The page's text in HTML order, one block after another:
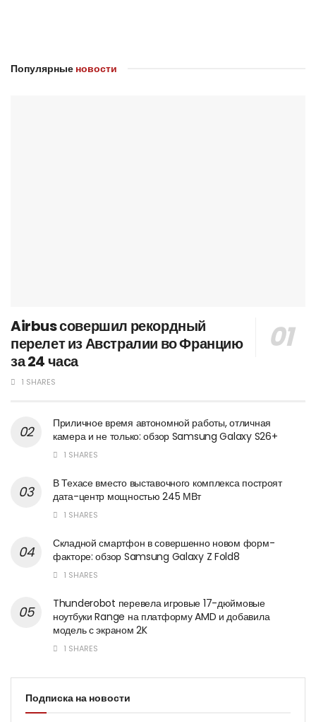
Популярные новости
Airbus совершил рекордный
перелет из Австралии во Францию
за 24 часа
1 SHARES
Приличное время автономной работы, отличная
камера и не только: обзор Samsung Galaxy S26+
1 SHARES
В Техасе вместо выставочного комплекса построят
дата-центр мощностью 245 МВт
1 SHARES
Складной смартфон в совершенно новом форм-
факторе: обзор Samsung Galaxy Z Fold8
1 SHARES
Thunderobot перевела игровые 17-дюймовые
ноутбуки Range на платформу AMD и добавила
модель с экраном 2K
1 SHARES
Подписка на новости